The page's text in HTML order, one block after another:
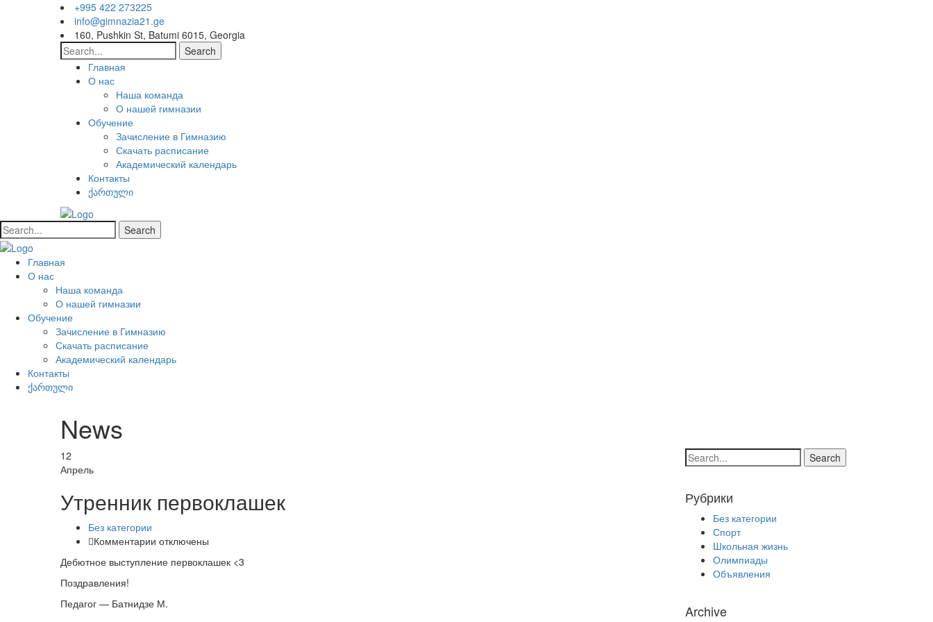
+995 422 273225
info@gimnazia21.ge
160, Pushkin St, Batumi 6015, Georgia
Search
Главная
О нас
Наша команда
О нашей гимназии
Обучение
Зачисление в Гимназию
Скачать расписание
Академический календарь
Контакты
ქართული
Search
Главная
О нас
Наша команда
О нашей гимназии
Обучение
Зачисление в Гимназию
Скачать расписание
Академический календарь
Контакты
ქართული
News
12
Апрель
Утренник первоклашек
Без категории
Комментарии к
Утренник
отключены
Дебютное выступление первоклашек <3
Поздравления!
Педагог — Батнидзе М.
Search
Рубрики
Без категории
Спорт
Школьная жизнь
Олимпиады
Объявления
Archive